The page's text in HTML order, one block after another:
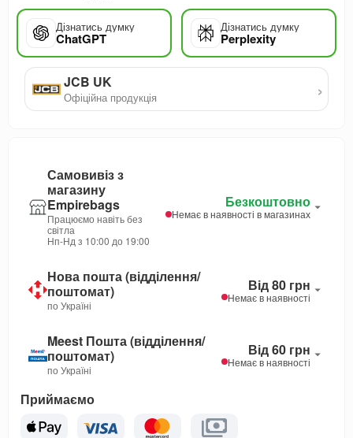
Дізнатись думку
ChatGPT
Дізнатись думку
Perplexity
JCB UK
Офіційна продукція ›
Самовивіз з
магазину
Empirebags
Працюємо навіть без
світла
Нп-Нд з 10:00 до 19:00
Безкоштовно
Немає в наявності в магазинах
Нова пошта (відділення/
поштомат)
по Україні
Від 80 грн
Немає в наявності
Meest Пошта (відділення/
поштомат)
по Україні
Від 60 грн
Немає в наявності
Приймаємо